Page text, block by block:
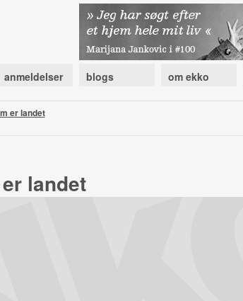
anmeldelser blogs om ekko
er landet
landet